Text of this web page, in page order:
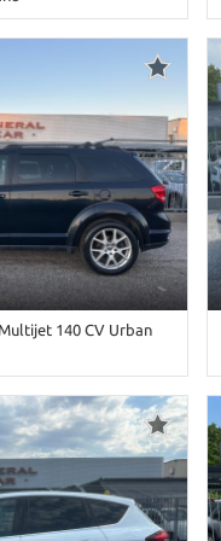
(6) • Bianco
• Airbag
elettrici • Autoradio •
• Bracciolo •
centralizzata
•
• Porta scorrevole •
• Volante
140 CV Urban
(6) • Nero
• Airbag • Airbag
• Airbag testa •
• Bluetooth •
• Cerchi in lega •
chiave • Chiusura
• Climatizzatore